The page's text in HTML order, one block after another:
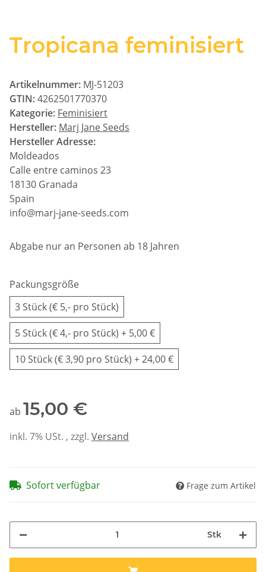
Tropicana feminisiert
Artikelnummer: MJ-51203
GTIN:4262501770370
Kategorie: Feminisiert
Hersteller: Marj Jane Seeds
Hersteller Adresse:
Moldeados
Calle entre caminos 23
18130 Granada
Spain
info@marj-jane-seeds.com
Abgabe nur an Personen ab 18 Jahren
Packungsgröße
3 Stück (€ 5,- pro Stück)
5 Stück (€ 4,- pro Stück) + 5,00 €
10 Stück (€ 3,90 pro Stück) + 24,00 €
ab 15,00 €
inkl. 7% USt. , zzgl. Versand
Sofort verfügbar Frage zum Artikel
Stk